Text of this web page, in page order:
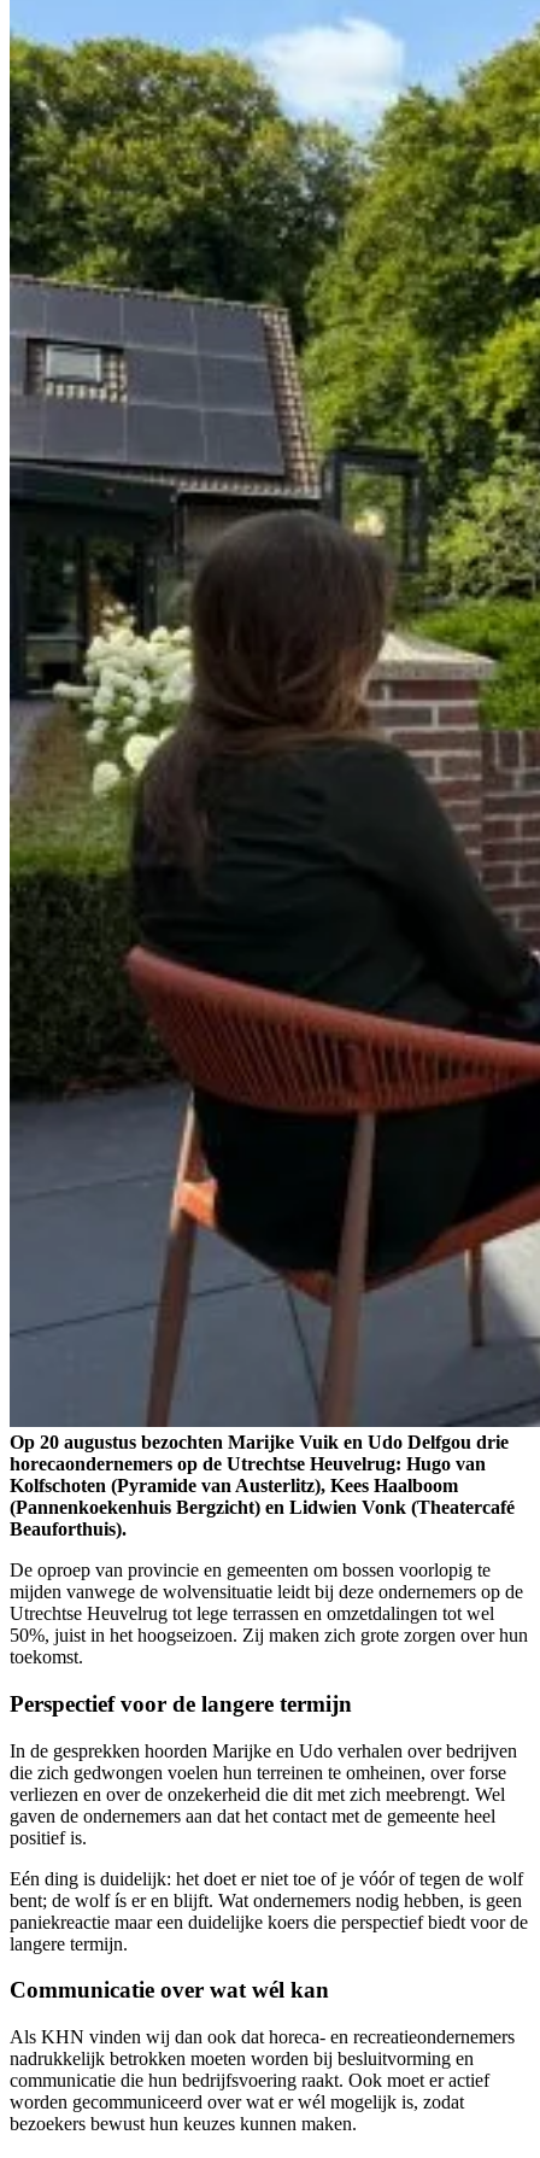
Op 20 augustus bezochten Marijke Vuik en Udo Delfgou drie
horecaondernemers op de Utrechtse Heuvelrug: Hugo van
Kolfschoten (Pyramide van Austerlitz), Kees Haalboom
(Pannenkoekenhuis Bergzicht) en Lidwien Vonk (Theatercafé
Beauforthuis).
De oproep van provincie en gemeenten om bossen voorlopig te
mijden vanwege de wolvensituatie leidt bij deze ondernemers op de
Utrechtse Heuvelrug tot lege terrassen en omzetdalingen tot wel
50%, juist in het hoogseizoen. Zij maken zich grote zorgen over hun
toekomst.
Perspectief voor de langere termijn
In de gesprekken hoorden Marijke en Udo verhalen over bedrijven
die zich gedwongen voelen hun terreinen te omheinen, over forse
verliezen en over de onzekerheid die dit met zich meebrengt. Wel
gaven de ondernemers aan dat het contact met de gemeente heel
positief is.
Eén ding is duidelijk: het doet er niet toe of je vóór of tegen de wolf
bent; de wolf ís er en blijft. Wat ondernemers nodig hebben, is geen
paniekreactie maar een duidelijke koers die perspectief biedt voor de
langere termijn.
Communicatie over wat wél kan
Als KHN vinden wij dan ook dat horeca- en recreatieondernemers
nadrukkelijk betrokken moeten worden bij besluitvorming en
communicatie die hun bedrijfsvoering raakt. Ook moet er actief
worden gecommuniceerd over wat er wél mogelijk is, zodat
bezoekers bewust hun keuzes kunnen maken.